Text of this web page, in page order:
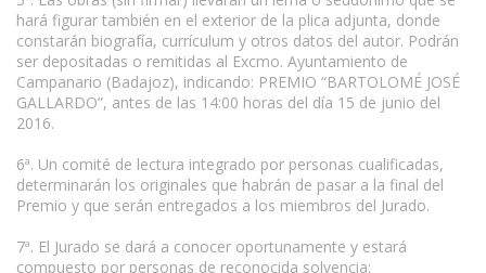
hará figurar también en el exterior de la plica adjunta, donde
constarán biografía, currículum y otros datos del autor. Podrán
ser depositadas o remitidas al Excmo. Ayuntamiento de
Campanario (Badajoz), indicando: PREMIO “BARTOLOMÉ JOSÉ
GALLARDO”, antes de las 14:00 horas del día 15 de junio del
2016.
6ª. Un comité de lectura integrado por personas cualificadas,
determinarán los originales que habrán de pasar a la final del
Premio y que serán entregados a los miembros del Jurado.
7ª. El Jurado se dará a conocer oportunamente y estará
compuesto por personas de reconocida solvencia: